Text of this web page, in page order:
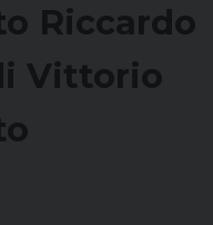
Riccardo
Vittorio